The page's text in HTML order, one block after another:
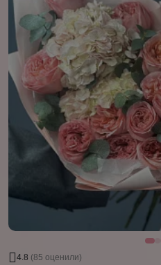
4.8 (85 оценили)